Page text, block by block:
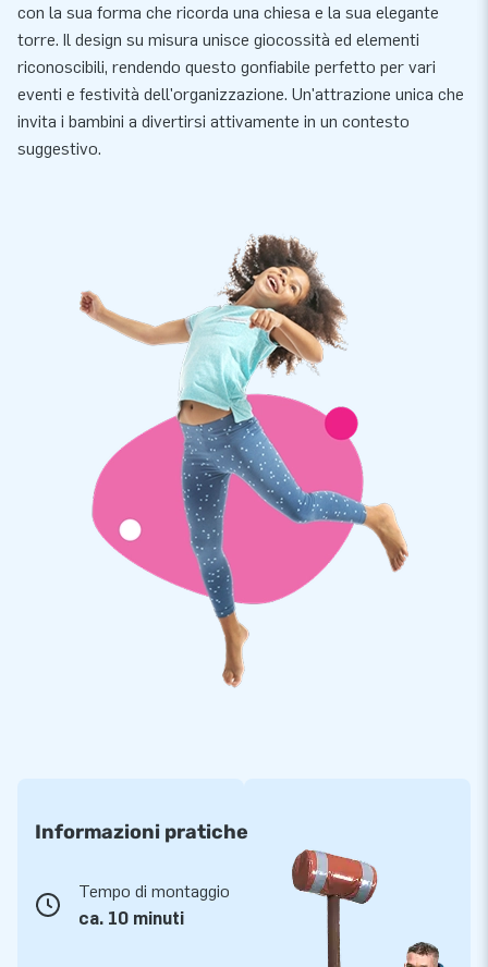
con la sua forma che ricorda una chiesa e la sua elegante
torre. Il design su misura unisce giocossità ed elementi
riconoscibili, rendendo questo gonfiabile perfetto per vari
eventi e festività dell'organizzazione. Un'attrazione unica che
invita i bambini a divertirsi attivamente in un contesto
suggestivo.
Informazioni pratiche
Tempo di montaggio
ca. 10 minuti